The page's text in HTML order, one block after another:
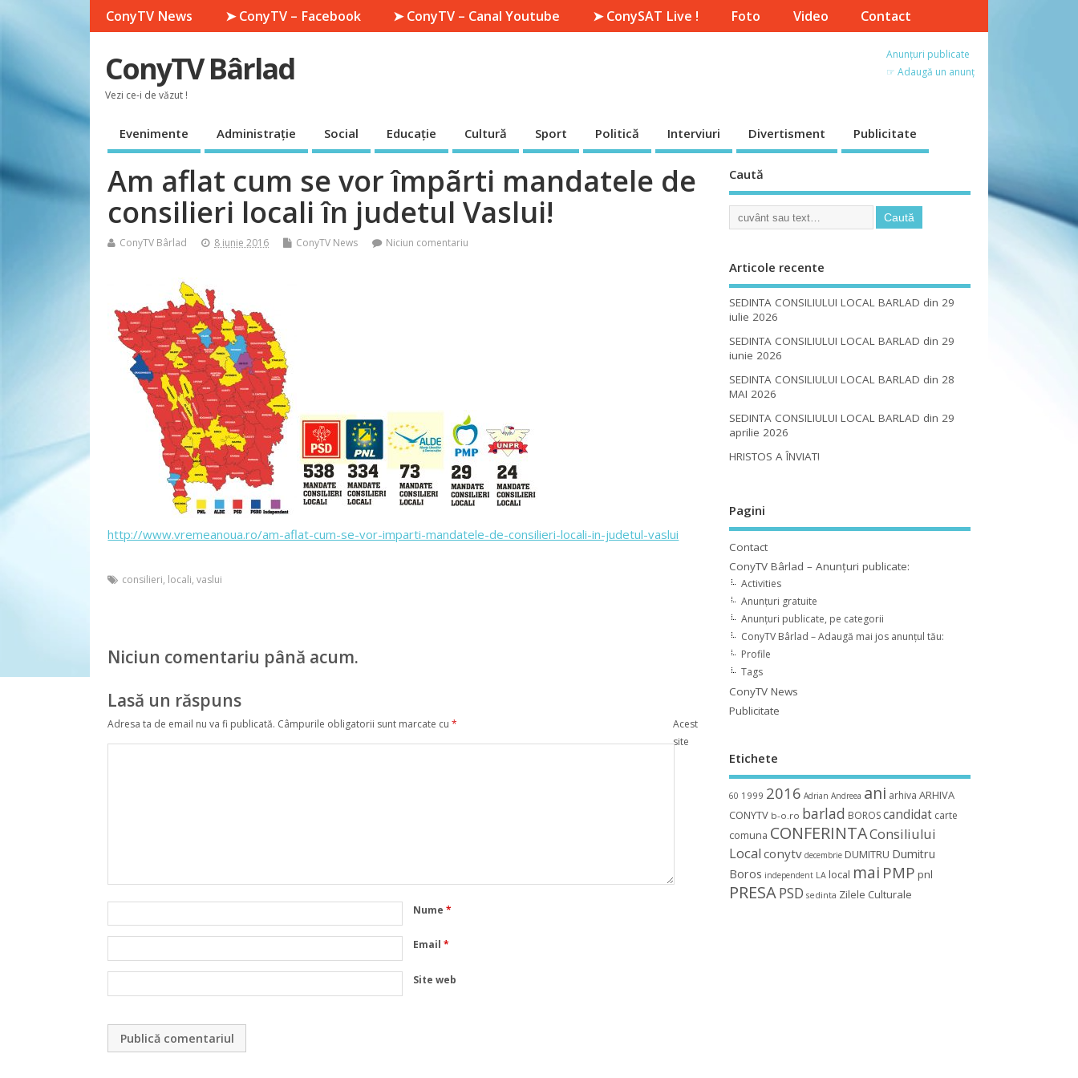
ConyTV News ➤ ConyTV – Facebook ➤ ConyTV – Canal Youtube ➤ ConySAT Live ! Foto Video Contact
ConyTV Bârlad
Vezi ce-i de văzut !
Anunțuri publicate
☞ Adaugă un anunț
Evenimente Administrație Social Educație Cultură Sport Politică Interviuri Divertisment Publicitate
Am aflat cum se vor împãrti mandatele de
consilieri locali în judetul Vaslui!
ConyTV Bârlad 8 iunie 2016 ConyTV News Niciun comentariu
http://www.vremeanoua.ro/am-aflat-cum-se-vor-imparti-mandatele-de-consilieri-locali-in-judetul-vaslui
consilieri, locali,vaslui
Niciun comentariu până acum.
Lasă un răspuns
Adresa ta de email nu va fi publicată. Câmpurile obligatorii sunt marcate cu*
Nume*
Email*
Site web
Acest
site
Caută
Articole recente
SEDINTA CONSILIULUI LOCAL BARLAD din 29
iulie 2026
SEDINTA CONSILIULUI LOCAL BARLAD din 29
iunie 2026
SEDINTA CONSILIULUI LOCAL BARLAD din 28
MAI 2026
SEDINTA CONSILIULUI LOCAL BARLAD din 29
aprilie 2026
HRISTOS A ÎNVIAT!
Pagini
Contact
ConyTV Bârlad – Anunțuri publicate:
Activities
Anunțuri gratuite
Anunțuri publicate, pe categorii
ConyTV Bârlad – Adaugă mai jos anunțul tău:
Profile
Tags
ConyTV News
Publicitate
Etichete
60 1999 2016 Adrian Andreea ani arhiva ARHIVA
CONYTV b-o.ro barlad BOROS candidat carte
comuna CONFERINTAConsiliului
Local conytv decembrie DUMITRU Dumitru
Boros independent LA local mai PMP pnl
PRESAPSD sedinta Zilele Culturale